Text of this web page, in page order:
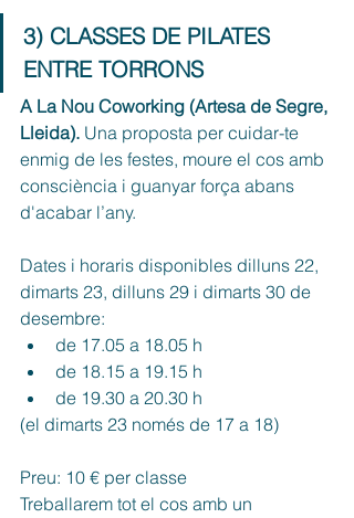
3) CLASSES DE PILATES
ENTRE TORRONS​​
A La Nou Coworking (Artesa de Segre,
Lleida). Una proposta per cuidar-te
enmig de les festes, moure el cos amb
consciència i guanyar força abans
d'acabar l’any.
Dates i horaris disponibles dilluns 22,
dimarts 23, dilluns 29 i dimarts 30 de
desembre:
de 17.05 a 18.05 h
de 18.15 a 19.15 h
de 19.30 a 20.30 h
(el dimarts 23 només de 17 a 18)
Preu: 10 € per classe
Treballarem tot el cos amb un